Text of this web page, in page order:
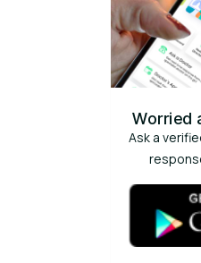
Worried
Ask a